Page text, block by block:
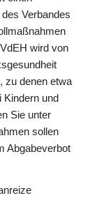
Verbandes
wird von
zu denen etwa
Kindern und
Sie unter
sollen
Abgabeverbot